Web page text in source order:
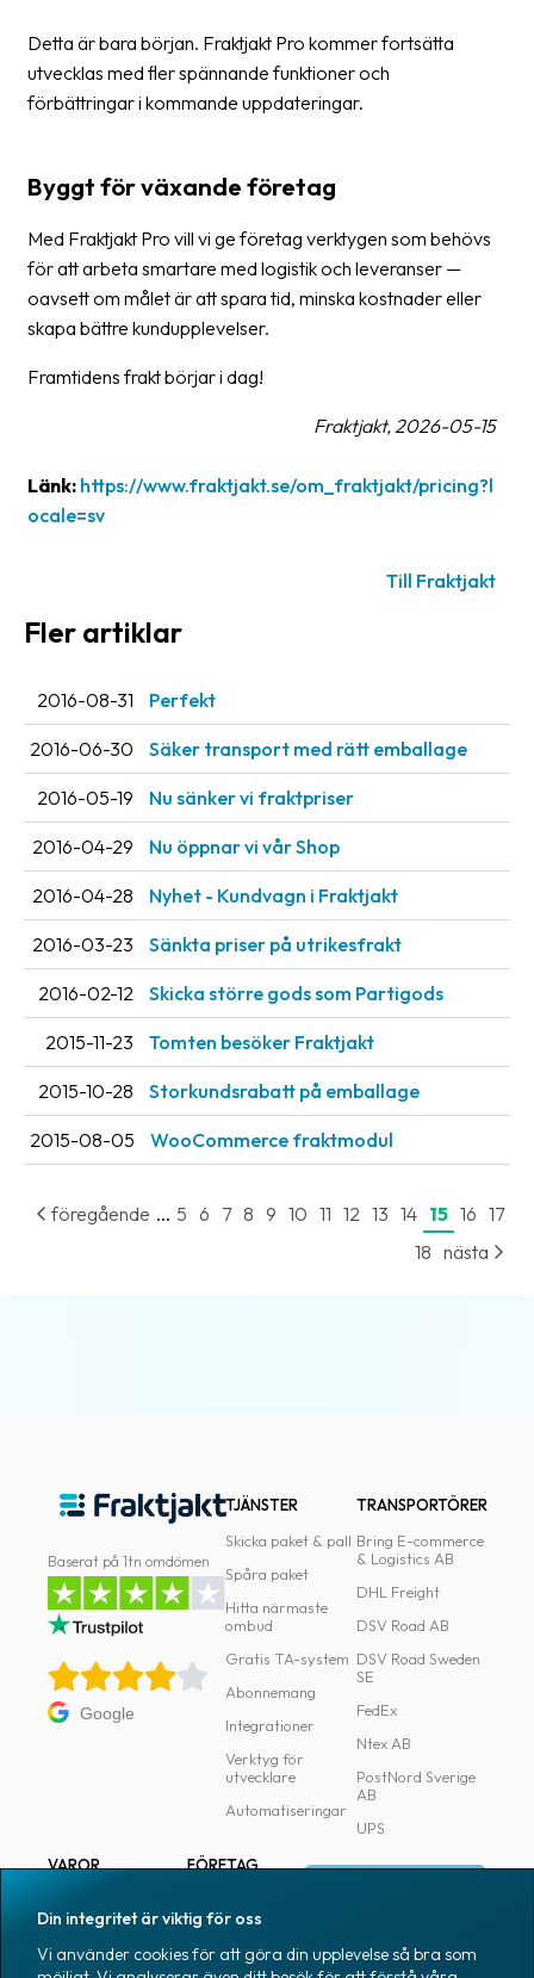
Integritet
Förbjudet
innehåll
Detta är bara början. Fraktjakt Pro kommer fortsätta
utvecklas med fler spännande funktioner och
förbättringar i kommande uppdateringar.
Byggt för växande företag
Med Fraktjakt Pro vill vi ge företag verktygen som behövs
för att arbeta smartare med logistik och leveranser —
oavsett om målet är att spara tid, minska kostnader eller
skapa bättre kundupplevelser.
Framtidens frakt börjar i dag!
Fraktjakt, 2026-05-15
Länk: https://www.fraktjakt.se/om_fraktjakt/pricing?l
ocale=sv
Till Fraktjakt
Fler artiklar
2016-08-31 Perfekt
2016-06-30 Säker transport med rätt emballage
2016-05-19 Nu sänker vi fraktpriser
2016-04-29 Nu öppnar vi vår Shop
2016-04-28 Nyhet - Kundvagn i Fraktjakt
2016-03-23 Sänkta priser på utrikesfrakt
2016-02-12 Skicka större gods som Partigods
2015-11-23 Tomten besöker Fraktjakt
2015-10-28 Storkundsrabatt på emballage
2015-08-05 WooCommerce fraktmodul
föregående ... 5 6 7 8 9 10 11 12 13 14 15 16 17
18 nästa
Baserat på 1tn omdömen
Google
TJÄNSTER
Skicka paket & pall
Spåra paket
Hitta närmaste
ombud
Gratis TA-system
Abonnemang
Integrationer
Verktyg för
utvecklare
Automatiseringar
TRANSPORTÖRER
Bring E-commerce
& Logistics AB
DHL Freight
DSV Road AB
DSV Road Sweden
SE
FedEx
Ntex AB
PostNord Sverige
AB
UPS
VAROR
Märkning
Emballage
FÖRETAG
Pressrum
Medarbetare
Skapa konto
Din integritet är viktig för oss
Vi använder cookies för att göra din upplevelse så bra som